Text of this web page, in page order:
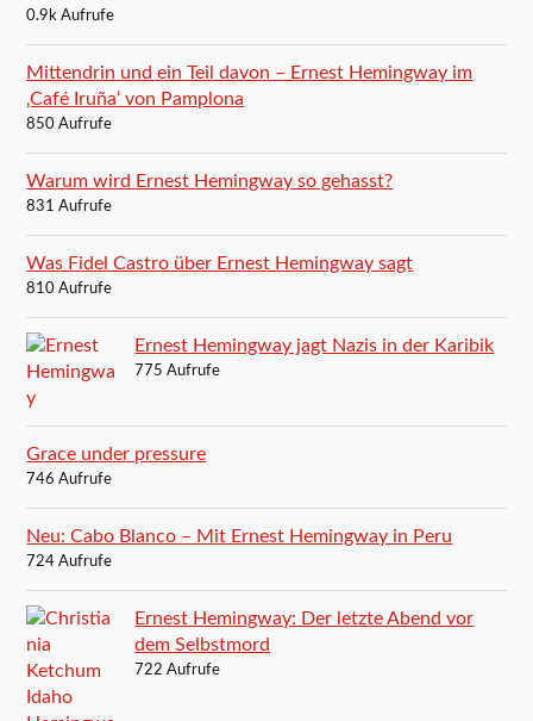
0.9k Aufrufe
Mittendrin und ein Teil davon – Ernest Hemingway im
‚Café Iruña‘ von Pamplona
850 Aufrufe
Warum wird Ernest Hemingway so gehasst?
831 Aufrufe
Was Fidel Castro über Ernest Hemingway sagt
810 Aufrufe
Ernest Hemingway jagt Nazis in der Karibik
775 Aufrufe
Grace under pressure
746 Aufrufe
Neu: Cabo Blanco – Mit Ernest Hemingway in Peru
724 Aufrufe
Ernest Hemingway: Der letzte Abend vor
dem Selbstmord
722 Aufrufe